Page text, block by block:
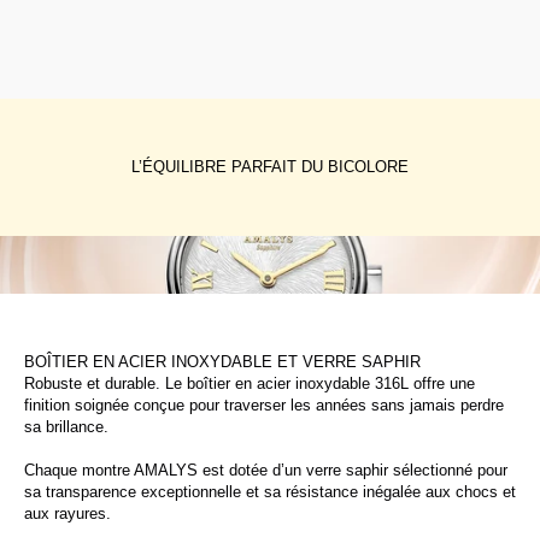
L’ÉQUILIBRE PARFAIT DU BICOLORE
BOÎTIER EN ACIER INOXYDABLE ET VERRE SAPHIR
Robuste et durable. Le boîtier en acier inoxydable 316L offre une
finition soignée conçue pour traverser les années sans jamais perdre
sa brillance.
Chaque montre AMALYS est dotée d’un verre saphir sélectionné pour
sa transparence exceptionnelle et sa résistance inégalée aux chocs et
aux rayures.